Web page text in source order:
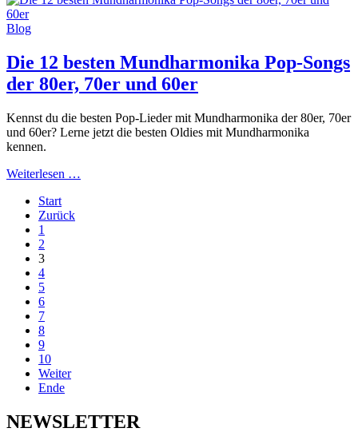
Blog
Die 12 besten Mundharmonika Pop-Songs
der 80er, 70er und 60er
Kennst du die besten Pop-Lieder mit Mundharmonika der 80er, 70er
und 60er? Lerne jetzt die besten Oldies mit Mundharmonika
kennen.
Weiterlesen …
Start
Zurück
1
2
3
4
5
6
7
8
9
10
Weiter
Ende
NEWSLETTER